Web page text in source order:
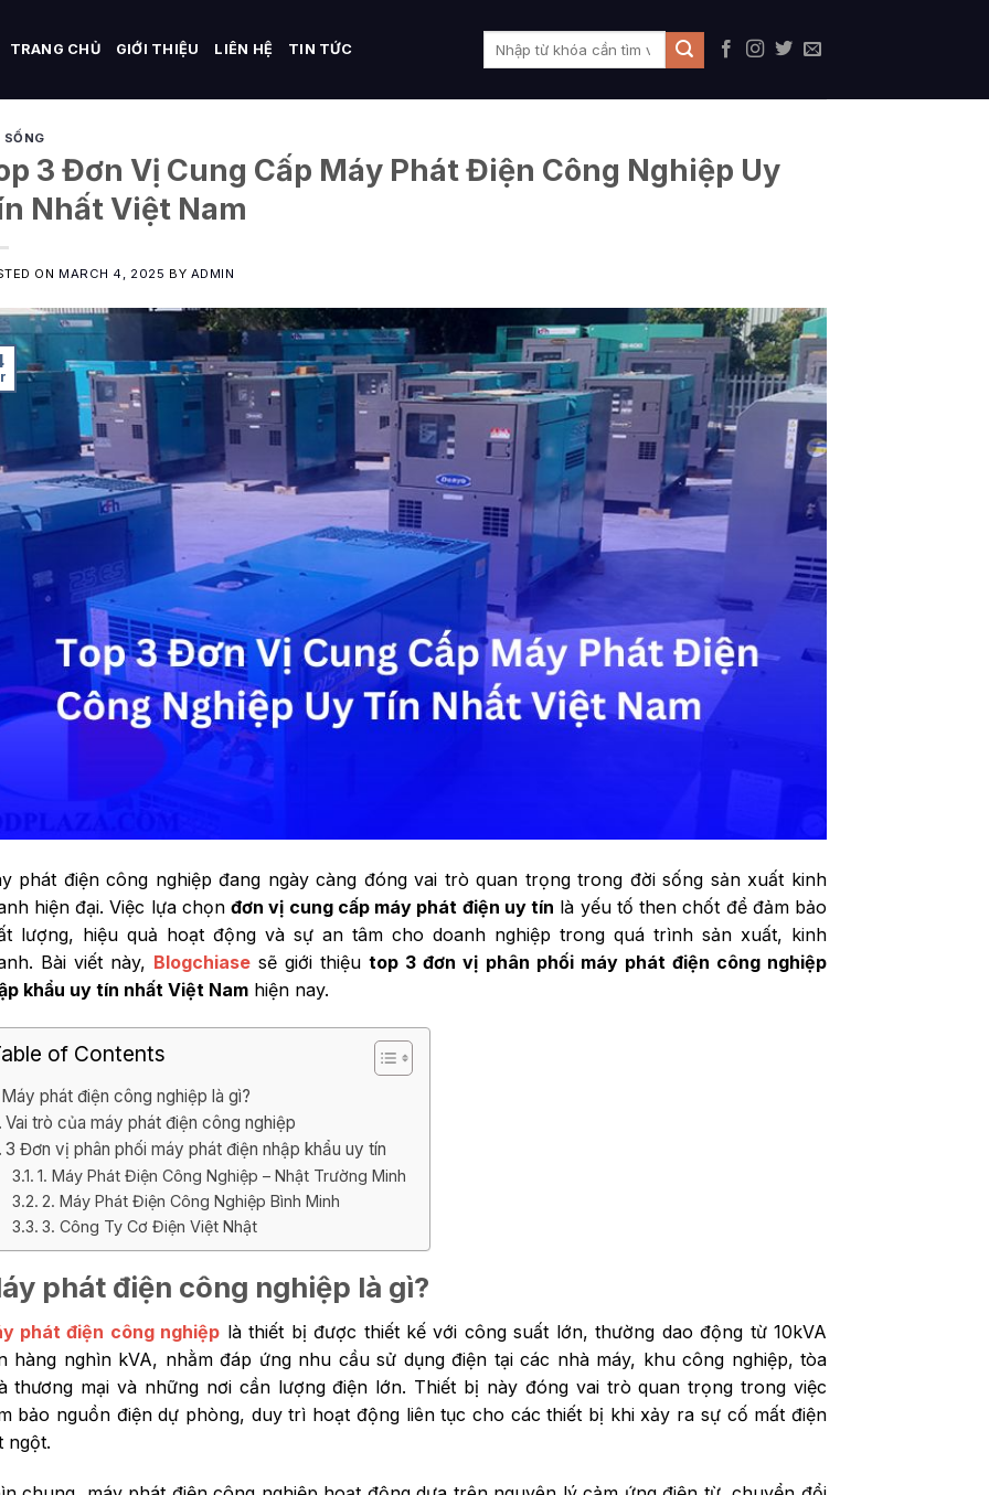
TRANG CHỦ GIỚI THIỆU LIÊN HỆ TIN TỨC
3 Đơn Vị Cung Cấp Máy Phát Điện Công Nghiệp Uy
Nhất Việt Nam
ON MARCH 4, 2025 BY ADMIN
phát điện công nghiệp đang ngày càng đóng vai trò quan trọng trong đời sống sản xuất kinh
hiện đại. Việc lựa chọn đơn vị cung cấp máy phát điện uy tín là yếu tố then chốt để đảm bảo
lượng, hiệu quả hoạt động và sự an tâm cho doanh nghiệp trong quá trình sản xuất, kinh
Bài viết này, Blogchiasesẽ giới thiệutop 3 đơn vị phân phối máy phát điện công nghiệp
khẩu uy tín nhất Việt Namhiện nay.
of Contents
Máy phát điện công nghiệp là gì?
Vai trò của máy phát điện công nghiệp
3 Đơn vị phân phối máy phát điện nhập khẩu uy tín
1. Máy Phát Điện Công Nghiệp – Nhật Trường Minh
2. Máy Phát Điện Công Nghiệp Bình Minh
3. Công Ty Cơ Điện Việt Nhật
phát điện công nghiệp là gì?
phát điện công nghiệp là thiết bị được thiết kế với công suất lớn, thường dao động từ 10kVA
hàng nghìn kVA, nhằm đáp ứng nhu cầu sử dụng điện tại các nhà máy, khu công nghiệp, tòa
thương mại và những nơi cần lượng điện lớn. Thiết bị này đóng vai trò quan trọng trong việc
bảo nguồn điện dự phòng, duy trì hoạt động liên tục cho các thiết bị khi xảy ra sự cố mất điện
ngột.